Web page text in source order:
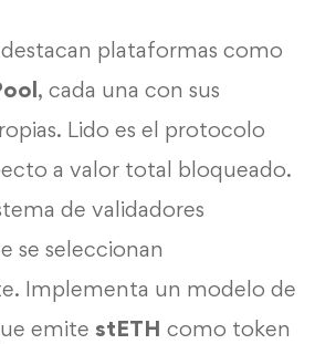
plataformas como
, cada una con sus
Lido es el protocolo
a valor total bloqueado.
de validadores
se seleccionan
Implementa un modelo de
emite stETH como token